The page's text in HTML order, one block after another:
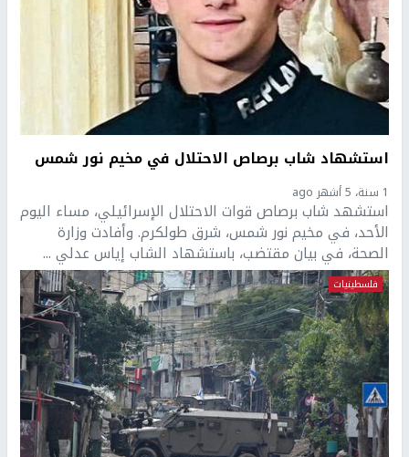
استشهاد شاب برصاص الاحتلال في مخيم نور شمس
1 سنة، 5 أشهر ago
استشهد شاب برصاص قوات الاحتلال الإسرائيلي، مساء اليوم
الأحد، في مخيم نور شمس، شرق طولكرم. وأفادت وزارة
الصحة، في بيان مقتضب، باستشهاد الشاب إياس عدلي ...
فلسطينيات